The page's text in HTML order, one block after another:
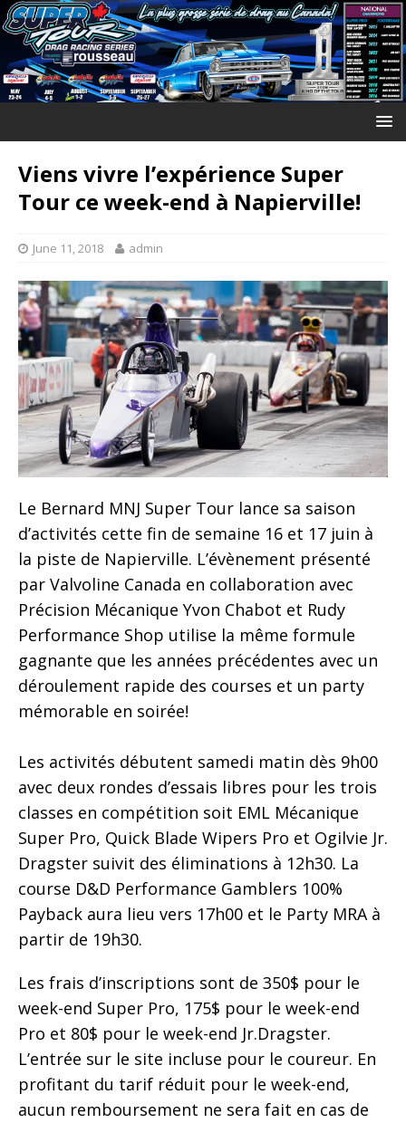
Viens vivre l’expérience Super
Tour ce week-end à Napierville!
June 11, 2018 admin
Le Bernard MNJ Super Tour lance sa saison
d’activités cette fin de semaine 16 et 17 juin à
la piste de Napierville. L’évènement présenté
par Valvoline Canada en collaboration avec
Précision Mécanique Yvon Chabot et Rudy
Performance Shop utilise la même formule
gagnante que les années précédentes avec un
déroulement rapide des courses et un party
mémorable en soirée!
Les activités débutent samedi matin dès 9h00
avec deux rondes d’essais libres pour les trois
classes en compétition soit EML Mécanique
Super Pro, Quick Blade Wipers Pro et Ogilvie Jr.
Dragster suivit des éliminations à 12h30. La
course D&D Performance Gamblers 100%
Payback aura lieu vers 17h00 et le Party MRA à
partir de 19h30.
Les frais d’inscriptions sont de 350$ pour le
week-end Super Pro, 175$ pour le week-end
Pro et 80$ pour le week-end Jr.Dragster.
L’entrée sur le site incluse pour le coureur. En
profitant du tarif réduit pour le week-end,
aucun remboursement ne sera fait en cas de